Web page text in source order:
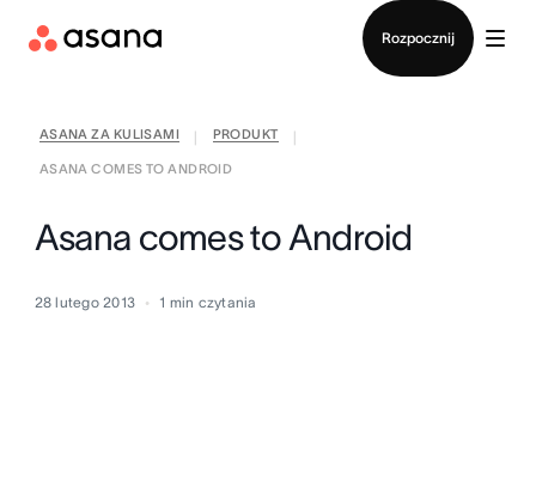
Rozpocznij
ASANA ZA KULISAMI PRODUKT
ASANA COMES TO ANDROID
Asana comes to Android
28 lutego 2013 1 min czytania